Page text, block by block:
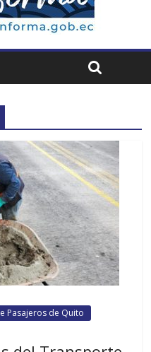
Pasajeros de Quito